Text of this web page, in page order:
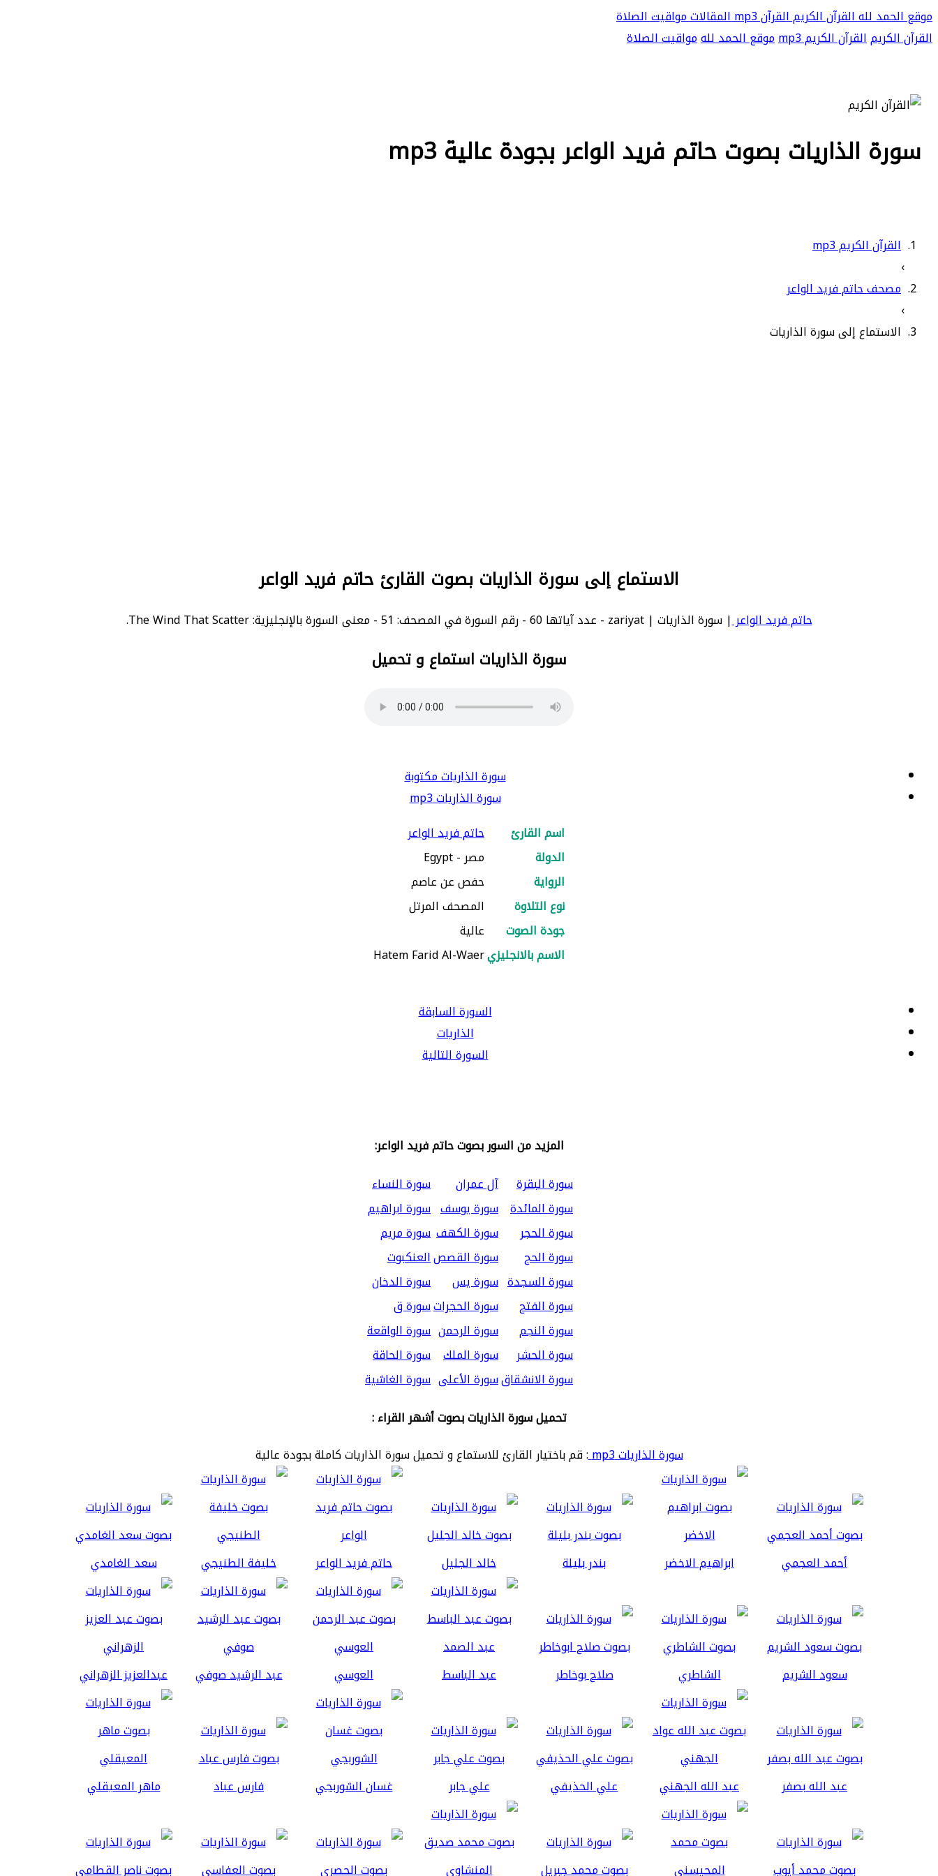
موقع الحمد للهالقرآن الكريمالقرآن mp3 المقالاتمواقيت الصلاة
القرآن الكريمالقرآن الكريم mp3 موقع الحمد للهمواقيت الصلاة
سورة الذاريات بصوت حاتم فريد الواعر بجودة عالية mp3
القرآن الكريم mp3
›
مصحف حاتم فريد الواعر
›
الاستماع إلى سورة الذاريات
الاستماع إلى سورة الذاريات بصوت القارئ حاتم فريد الواعر
حاتم فريد الواعر| سورة الذاريات | zariyat - عدد آياتها 60 - رقم السورة في المصحف: 51 - معنى السورة بالإنجليزية: The Wind That Scatter.
سورة الذاريات استماع و تحميل
سورة الذاريات مكتوبة
سورة الذاريات mp3
اسم القارئ
حاتم فريد الواعر
الدولة
مصر - Egypt
الرواية
حفص عن عاصم
نوع التلاوة
المصحف المرتل
جودة الصوت
عالية
الاسم بالانجليزيHatem Farid Al-Waer
السورة السابقة
الذاريات
السورة التالية
المزيد من السور بصوت حاتم فريد الواعر:
سورة البقرة
آل عمران
سورة النساء
سورة المائدة سورة يوسف سورة ابراهيم
سورة الحجر
سورة الكهف سورة مريم
سورة الحج
سورة القصصالعنكبوت
سورة السجدة سورة يس
سورة الدخان
سورة الفتح
سورة الحجراتسورة ق
سورة النجم
سورة الرحمن سورة الواقعة
سورة الحشر
سورة الملك سورة الحاقة
سورة الانشقاقسورة الأعلى سورة الغاشية
تحميل سورة الذاريات بصوت أشهر القراء :
سورة الذاريات mp3
: قم باختيار القارئ للاستماع و تحميل سورة الذاريات كاملة بجودة عالية
أحمد العجمي ابراهيم الاخضر بندر بليلة خالد الجليل حاتم فريد الواعر خليفة الطنيجي سعد الغامدي
سعود الشريم الشاطري صلاح بوخاطر عبد الباسط العوسي عبد الرشيد صوفي عبدالعزيز الزهراني
عبد الله بصفر عبد الله الجهني علي الحذيفي علي جابر غسان الشوربجي فارس عباد ماهر المعيقلي